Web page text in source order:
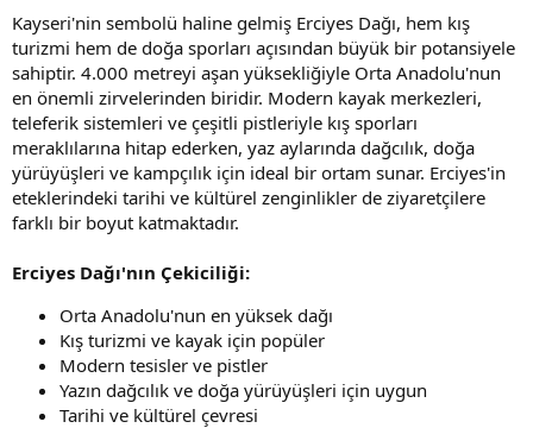
Kayseri'nin sembolü haline gelmiş Erciyes Dağı, hem kış
turizmi hem de doğa sporları açısından büyük bir potansiyele
sahiptir. 4.000 metreyi aşan yüksekliğiyle Orta Anadolu'nun
en önemli zirvelerinden biridir. Modern kayak merkezleri,
teleferik sistemleri ve çeşitli pistleriyle kış sporları
meraklılarına hitap ederken, yaz aylarında dağcılık, doğa
yürüyüşleri ve kampçılık için ideal bir ortam sunar. Erciyes'in
eteklerindeki tarihi ve kültürel zenginlikler de ziyaretçilere
farklı bir boyut katmaktadır.
Erciyes Dağı'nın Çekiciliği:
Orta Anadolu'nun en yüksek dağı
Kış turizmi ve kayak için popüler
Modern tesisler ve pistler
Yazın dağcılık ve doğa yürüyüşleri için uygun
Tarihi ve kültürel çevresi